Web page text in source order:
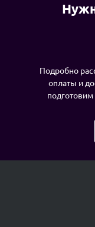
Подробно
оплаты и